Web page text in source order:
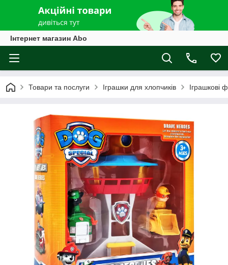
Інтернет магазин Abo
Товари та послуги Іграшки для хлопчиків Іграшкові